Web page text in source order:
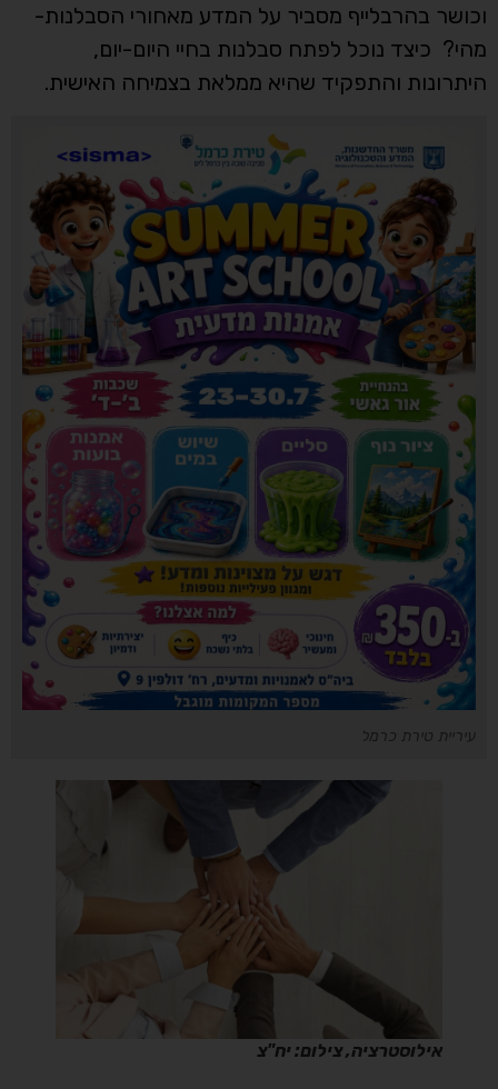
וכושר בהרבלייף מסביר על המדע מאחורי הסבלנות-
מהי? כיצד נוכל לפתח סבלנות בחיי היום-יום,
היתרונות והתפקיד שהיא ממלאת בצמיחה האישית.
עיריית טירת כרמל
אילוסטרציה, צילום: יח"צ